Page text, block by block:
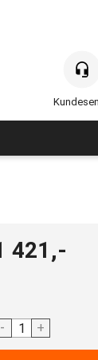
421,-
- +